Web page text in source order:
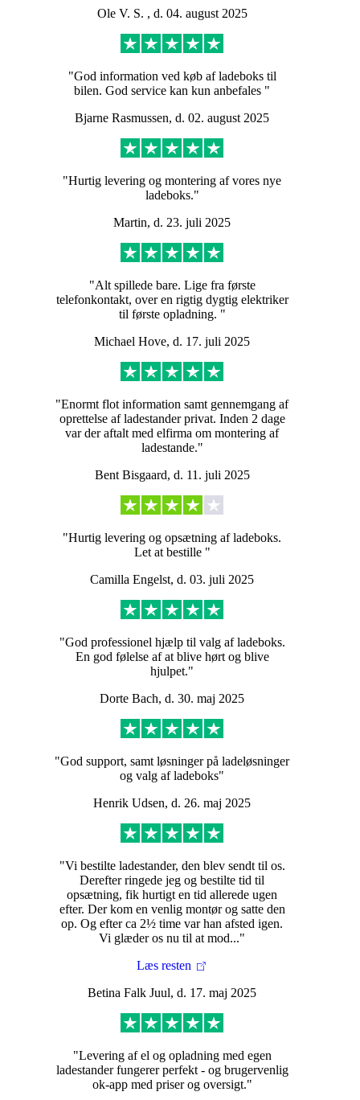
Ole V. S. , d. 04. august 2025
"God information ved køb af ladeboks til
bilen. God service kan kun anbefales "
Bjarne Rasmussen, d. 02. august 2025
"Hurtig levering og montering af vores nye
ladeboks."
Martin, d. 23. juli 2025
"Alt spillede bare. Lige fra første
telefonkontakt, over en rigtig dygtig elektriker
til første opladning. "
Michael Hove, d. 17. juli 2025
"Enormt flot information samt gennemgang af
oprettelse af ladestander privat. Inden 2 dage
var der aftalt med elfirma om montering af
ladestande."
Bent Bisgaard, d. 11. juli 2025
"Hurtig levering og opsætning af ladeboks.
Let at bestille "
Camilla Engelst, d. 03. juli 2025
"God professionel hjælp til valg af ladeboks.
En god følelse af at blive hørt og blive
hjulpet."
Dorte Bach, d. 30. maj 2025
"God support, samt løsninger på ladeløsninger
og valg af ladeboks"
Henrik Udsen, d. 26. maj 2025
"Vi bestilte ladestander, den blev sendt til os.
Derefter ringede jeg og bestilte tid til
opsætning, fik hurtigt en tid allerede ugen
efter. Der kom en venlig montør og satte den
op. Og efter ca 2½ time var han afsted igen.
Vi glæder os nu til at mod..."
Læs resten
Betina Falk Juul, d. 17. maj 2025
"Levering af el og opladning med egen
ladestander fungerer perfekt - og brugervenlig
ok-app med priser og oversigt."